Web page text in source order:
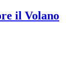
il Volano